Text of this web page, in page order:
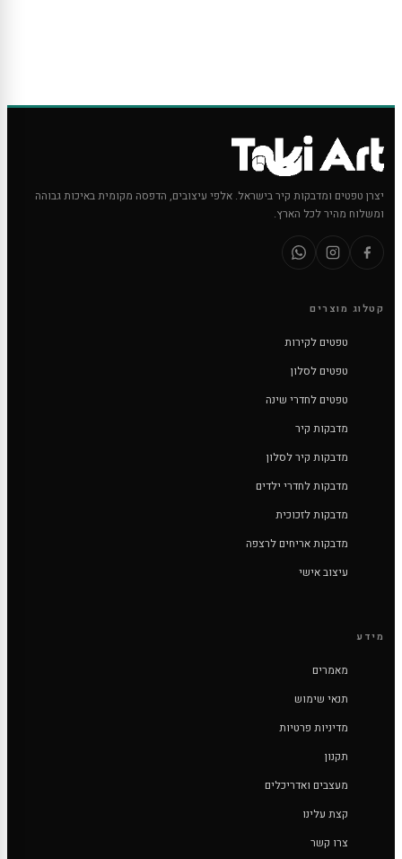
יצרן טפטים ומדבקות קיר בישראל. אלפי עיצובים, הדפסה מקומית באיכות גבוהה
ומשלוח מהיר לכל הארץ.
קטלוג מוצרים
טפטים לקירות
טפטים לסלון
טפטים לחדרי שינה
מדבקות קיר
מדבקות קיר לסלון
מדבקות לחדרי ילדים
מדבקות לזכוכית
מדבקות אריחים לרצפה
עיצוב אישי
מידע
מאמרים
תנאי שימוש
מדיניות פרטיות
תקנון
מעצבים ואדריכלים
קצת עלינו
צרו קשר